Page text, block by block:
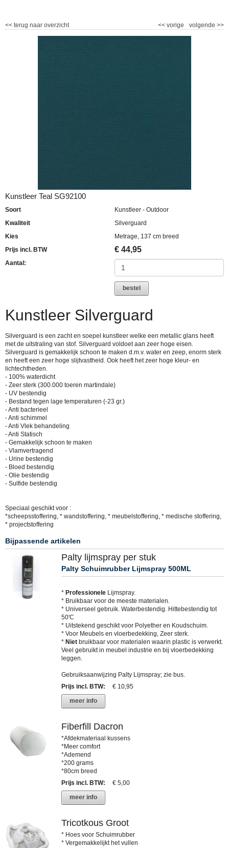
<< terug naar overzicht volgende >>
<< vorige
Kunstleer Teal SG92100
Soort
Kunstleer - Outdoor
Kwaliteit
Silverguard
Kies
Metrage, 137 cm breed
Prijs incl. BTW
€ 44,95
Aantal:
bestel
Kunstleer Silverguard
Silverguard is een zacht en soepel kunstleer welke een metallic glans heeft
met de uitstraling van stof. Silverguard voldoet aan zeer hoge eisen.
Silverguard is gemakkelijk schoon te maken d.m.v. water en zeep, enorm sterk
en heeft een zeer hoge slijtvastheid. Ook heeft het zeer hoge kleur- en
lichtechtheden.
- 100% waterdicht
- Zeer sterk (300.000 toeren martindale)
- UV bestendig
- Bestand tegen lage temperaturen (-23 gr.)
- Anti bacterieel
- Anti schimmel
- Anti Vlek behandeling
- Anti Statisch
- Gemakkelijk schoon te maken
- Vlamvertragend
- Urine bestendig
- Bloed bestendig
- Olie bestendig
- Sulfide bestendig
Speciaal geschikt voor :
*scheepsstoffering, * wandstoffering, * meubelstoffering, * medische stoffering,
* projectstoffering
Bijpassende artikelen
Palty lijmspray per stuk
Palty Schuimrubber Lijmspray 500ML
* Professionele Lijmspray.
* Bruikbaar voor de meeste materialen.
* Universeel gebruik. Waterbestendig. Hittebestendig tot
50'C
* Uitstekend geschikt voor Polyether en Koudschuim.
* Voor Meubels en vloerbedekking, Zeer sterk.
* Niet bruikbaar voor materialen waarin plastic is verwerkt.
Veel gebruikt in meubel industrie en bij vloerbedekking
leggen.
Gebruiksaanwijzing Palty Lijmspray; zie bus.
Prijs incl. BTW:
€ 10,95
meer info
Fiberfill Dacron
*Afdekmateriaal kussens
*Meer comfort
*Ademend
*200 grams
*80cm breed
Prijs incl. BTW:
€ 5,00
meer info
Tricotkous Groot
* Hoes voor Schuimrubber
* Vergemakkelijkt het vullen